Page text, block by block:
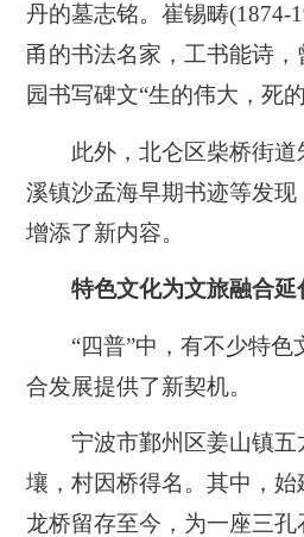
丹的墓志铭。崔锡畴(1874-
甬的书法名家，工书能诗
园书写碑文“生的伟大，死的
此外，北仑区柴桥街道
溪镇沙孟海早期书迹等发
增添了新内容。
特色文化为文旅融合延
“四普”中，有不少特色
合发展提供了新契机。
宁波市鄞州区姜山镇五
壤，村因桥得名。其中，
龙桥留存至今，为一座三孔